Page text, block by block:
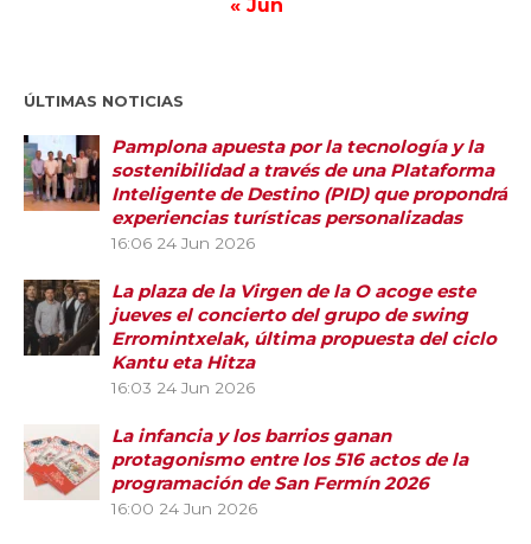
« Jun
ÚLTIMAS NOTICIAS
Pamplona apuesta por la tecnología y la
sostenibilidad a través de una Plataforma
Inteligente de Destino (PID) que propondrá
experiencias turísticas personalizadas
16:06 24 Jun 2026
La plaza de la Virgen de la O acoge este
jueves el concierto del grupo de swing
Erromintxelak, última propuesta del ciclo
Kantu eta Hitza
16:03 24 Jun 2026
La infancia y los barrios ganan
protagonismo entre los 516 actos de la
programación de San Fermín 2026
16:00 24 Jun 2026